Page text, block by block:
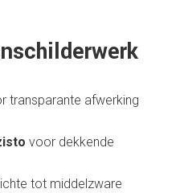
transparante afwerking
voor dekkende
tot middelzware